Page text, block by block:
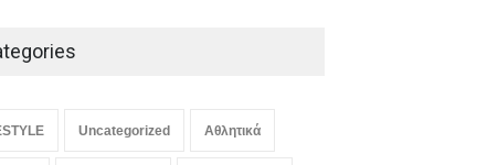
LIFESTYLE,ΠΟΛΙΤΙΣΜΟΣ
Uncategorized Αθλητικά